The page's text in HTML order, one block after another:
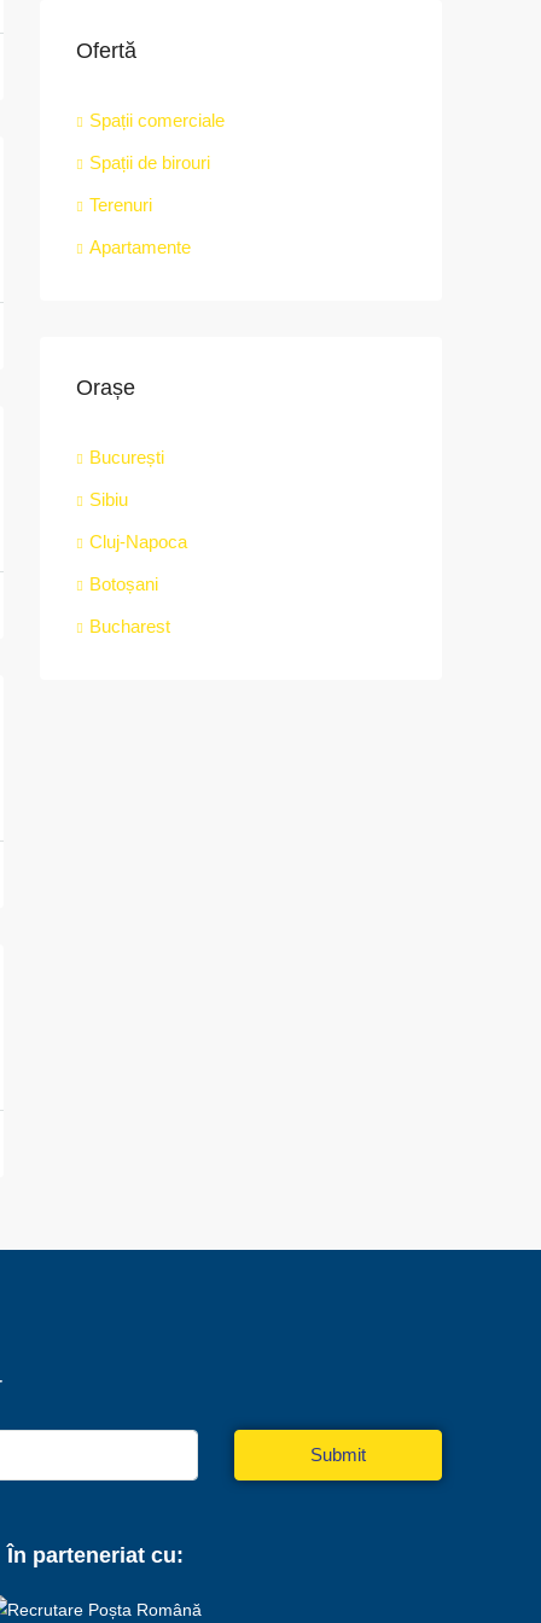
Ofertă
Spații comerciale
Spații de birouri
Terenuri
Apartamente
Orașe
București
Sibiu
Cluj-Napoca
Botoșani
Bucharest
Submit
În parteneriat cu: